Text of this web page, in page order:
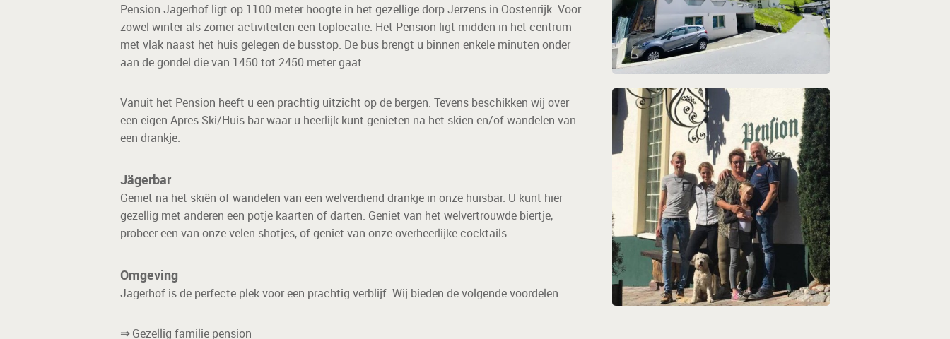
Pension Jagerhof ligt op 1100 meter hoogte in het gezellige dorp Jerzens in Oostenrijk. Voor
zowel winter als zomer activiteiten een toplocatie. Het Pension ligt midden in het centrum
met vlak naast het huis gelegen de busstop. De bus brengt u binnen enkele minuten onder
aan de gondel die van 1450 tot 2450 meter gaat.
Vanuit het Pension heeft u een prachtig uitzicht op de bergen. Tevens beschikken wij over
een eigen Apres Ski/Huis bar waar u heerlijk kunt genieten na het skiën en/of wandelen van
een drankje.
Jägerbar
Geniet na het skiën of wandelen van een welverdiend drankje in onze huisbar. U kunt hier
gezellig met anderen een potje kaarten of darten. Geniet van het welvertrouwde biertje,
probeer een van onze velen shotjes, of geniet van onze overheerlijke cocktails.
Omgeving
Jagerhof is de perfecte plek voor een prachtig verblijf. Wij bieden de volgende voordelen:
⇒Gezellig familie pension